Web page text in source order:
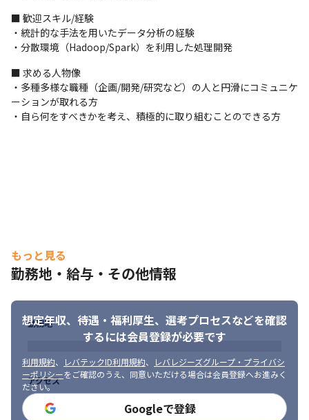
コアタイムなしのスーパーフレックスタイム制を導入。
リモートワークが可能です。
■ 歓迎スキル/経験
・統計的な手法を用いたデータ分析の経験
・分散環境（Hadoop/Spark）を利用した処理開発
■ 求める人物像
・多種多様な職種（企画/開発/研究など）の人と円滑にコミュニケ
ーションが取れる方
・自ら何をすべきかを考え、積極的に取り組むことのできる方
もっと見る
勤務地・給与・その他情報
想定年収、待遇・福利厚生、 選考プロセスなどを確認
するには会員登録が必要です
利用規約、 レバテックID利用規約、
レバレジーズグループ・プライバシ
ーポリシーをご確認のうえ、同意いただける場合は会員登録へお進みく
ださい。
Googleで登録
勤務地
アクセス